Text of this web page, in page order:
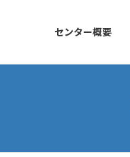
センター概要